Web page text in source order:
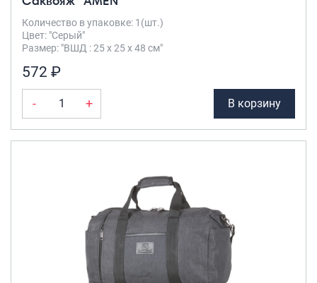
Количество в упаковке: 1(шт.)
Цвет: "Серый"
Размер: "ВШД : 25 х 25 х 48 см"
572 ₽
- + В корзину